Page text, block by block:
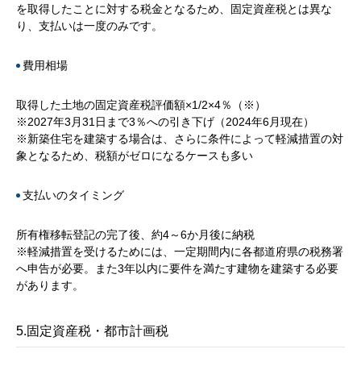
を取得したことに対する税金となるため、固定資産税とは異な
り、支払いは一度のみです。
費用相場
取得した土地の固定資産税評価額×1/2×4％（※）
※2027年3月31日まで3％への引き下げ（2024年6月現在）
※新築住宅を建築する場合は、さらに条件によって軽減措置の対
象となるため、税額がゼロになるケースも多い
支払いのタイミング
所有権移転登記の完了後、約4～6か月後に納税
※軽減措置を受けるためには、一定期間内に各都道府県の税務署
へ申告が必要。また3年以内に要件を満たす建物を建築する必要
があります。
5.固定資産税・都市計画税